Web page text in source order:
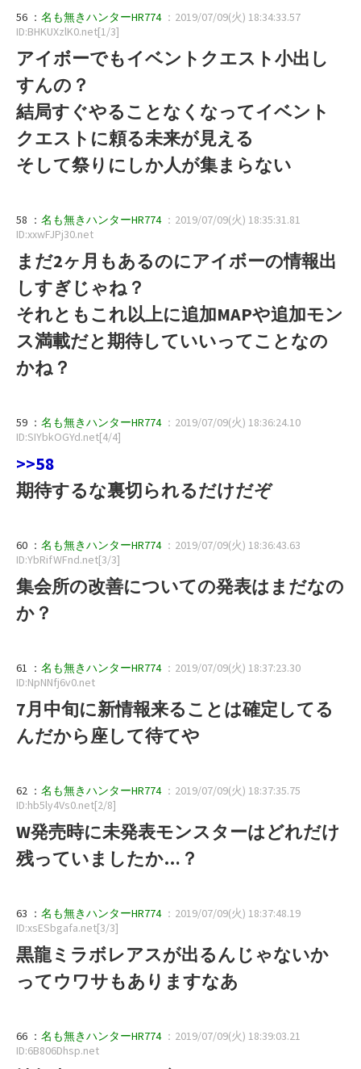
56 ： 名も無きハンターHR774 ：2019/07/09(火) 18:34:33.57
ID:BHKUXzlK0.net[1/3]
アイボーでもイベントクエスト小出し
すんの？
結局すぐやることなくなってイベント
クエストに頼る未来が見える
そして祭りにしか人が集まらない
58 ： 名も無きハンターHR774 ：2019/07/09(火) 18:35:31.81
ID:xxwFJPj30.net
まだ2ヶ月もあるのにアイボーの情報出
しすぎじゃね？
それともこれ以上に追加MAPや追加モン
ス満載だと期待していいってことなの
かね？
59 ： 名も無きハンターHR774 ：2019/07/09(火) 18:36:24.10
ID:SIYbkOGYd.net[4/4]
>>58
期待するな裏切られるだけだぞ
60 ： 名も無きハンターHR774 ：2019/07/09(火) 18:36:43.63
ID:YbRifWFnd.net[3/3]
集会所の改善についての発表はまだなの
か？
61 ： 名も無きハンターHR774 ：2019/07/09(火) 18:37:23.30
ID:NpNNfj6v0.net
7月中旬に新情報来ることは確定してる
んだから座して待てや
62 ： 名も無きハンターHR774 ：2019/07/09(火) 18:37:35.75
ID:hb5ly4Vs0.net[2/8]
W発売時に未発表モンスターはどれだけ
残っていましたか…？
63 ： 名も無きハンターHR774 ：2019/07/09(火) 18:37:48.19
ID:xsESbgafa.net[3/3]
黒龍ミラボレアスが出るんじゃないか
ってウワサもありますなあ
66 ： 名も無きハンターHR774 ：2019/07/09(火) 18:39:03.21
ID:6B806Dhsp.net